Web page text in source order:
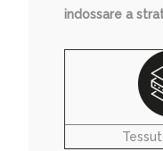
indossare a